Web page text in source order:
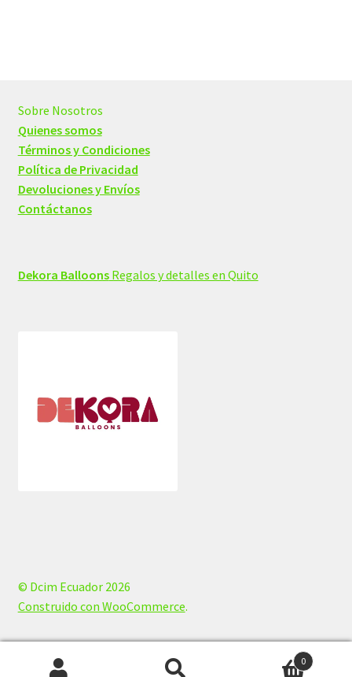
Sobre Nosotros
Quienes somos
Términos y Condiciones
Política de Privacidad
Devoluciones y Envíos
Contáctanos
Dekora BalloonsRegalos y detalles en Quito
© Dcim Ecuador 2026
Construido con WooCommerce.
0